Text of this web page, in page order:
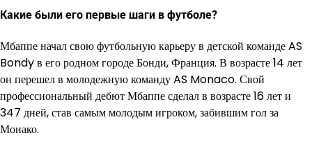
Какие были его первые шаги в футболе?
Мбаппе начал свою футбольную карьеру в детской команде AS
Bondy в его родном городе Бонди, Франция. В возрасте 14 лет
он перешел в молодежную команду AS Monaco. Свой
профессиональный дебют Мбаппе сделал в возрасте 16 лет и
347 дней, став самым молодым игроком, забившим гол за
Монако.